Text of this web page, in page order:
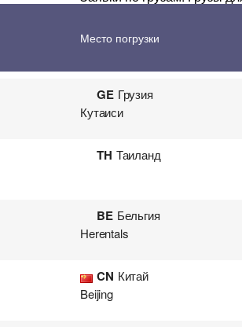
Место погрузки
MD Молдова
GE Грузия
Кутаиси
TH Таиланд
BE Бельгия
Herentals
CN Китай
Beijing